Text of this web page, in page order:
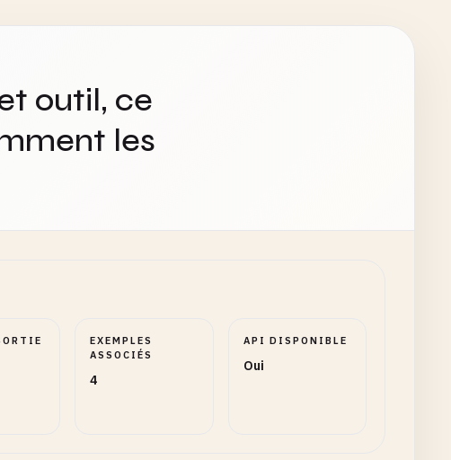
outil, ce
les
EXEMPLES
ASSOCIÉS
4
API DISPONIBLE
Oui